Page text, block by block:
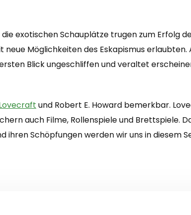
exotischen Schauplätze trugen zum Erfolg
Möglichkeiten des Eskapismus
Blick ungeschliffen und veraltet
und Robert E. Howard bemerkbar.
auch Filme, Rollenspiele und Brettspiele.
Schöpfungen werden wir uns in diesem